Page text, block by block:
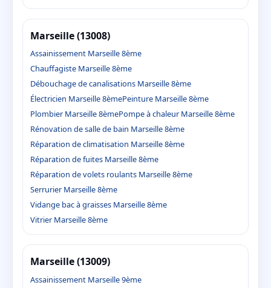
Marseille (13008)
Assainissement Marseille 8ème
Chauffagiste Marseille 8ème
Débouchage de canalisations Marseille 8ème
Électricien Marseille 8èmePeinture Marseille 8ème
Plombier Marseille 8èmePompe à chaleur Marseille 8ème
Rénovation de salle de bain Marseille 8ème
Réparation de climatisation Marseille 8ème
Réparation de fuites Marseille 8ème
Réparation de volets roulants Marseille 8ème
Serrurier Marseille 8ème
Vidange bac à graisses Marseille 8ème
Vitrier Marseille 8ème
Marseille (13009)
Assainissement Marseille 9ème